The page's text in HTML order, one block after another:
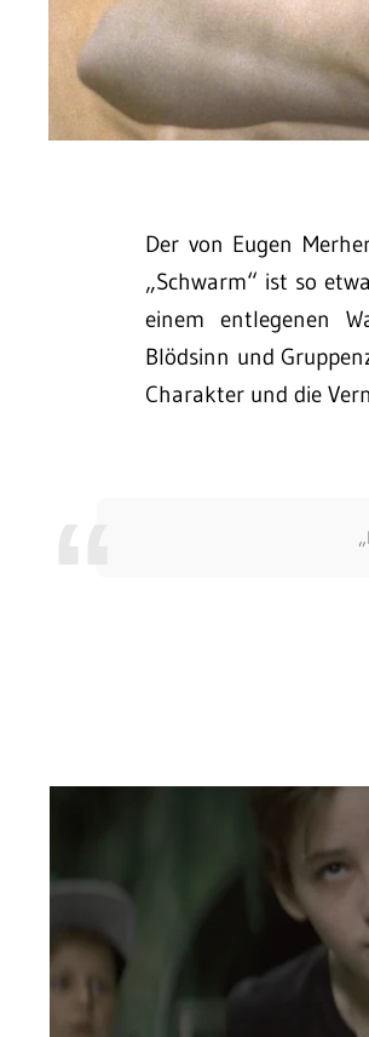
Der von Eugen
„Schwarm“ ist so
einem entlegenen
Blödsinn und
Charakter und die